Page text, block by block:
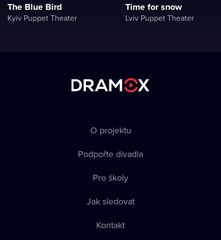
The Blue Bird
Kyiv Puppet Theater
Time for snow
Lviv Puppet Theater
O projektu
Podpořte divadla
Pro školy
Jak sledovat
Kontakt